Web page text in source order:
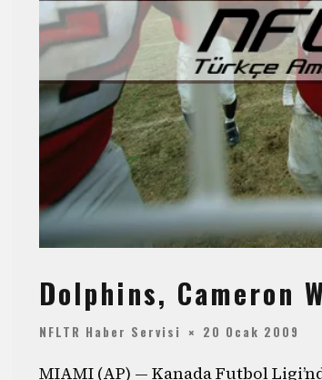
Dolphins, Cameron
NFLTR Haber Servisi 20 Ocak 2009
MIAMI (AP) — Kanada Futbol